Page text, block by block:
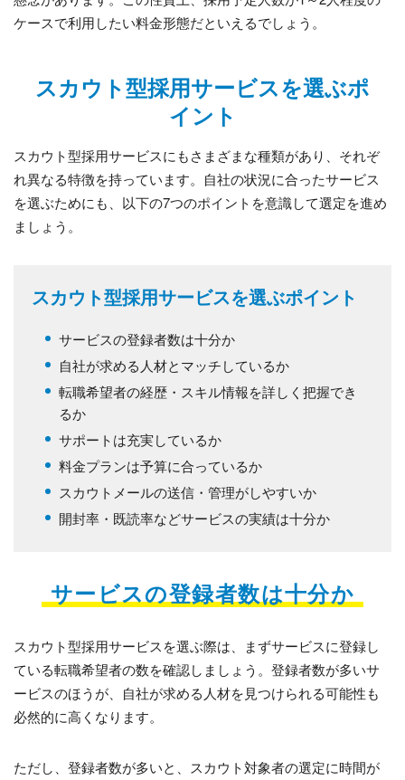
ケースで利用したい料金形態だといえるでしょう。
スカウト型採用サービスを選ぶポ
イント
スカウト型採用サービスにもさまざまな種類があり、それぞ
れ異なる特徴を持っています。自社の状況に合ったサービス
を選ぶためにも、以下の7つのポイントを意識して選定を進め
ましょう。
スカウト型採用サービスを選ぶポイント
サービスの登録者数は十分か
自社が求める人材とマッチしているか
転職希望者の経歴・スキル情報を詳しく把握でき
るか
サポートは充実しているか
料金プランは予算に合っているか
スカウトメールの送信・管理がしやすいか
開封率・既読率などサービスの実績は十分か
サービスの登録者数は十分か
スカウト型採用サービスを選ぶ際は、まずサービスに登録し
ている転職希望者の数を確認しましょう。登録者数が多いサ
ービスのほうが、自社が求める人材を見つけられる可能性も
必然的に高くなります。
ただし、登録者数が多いと、スカウト対象者の選定に時間が